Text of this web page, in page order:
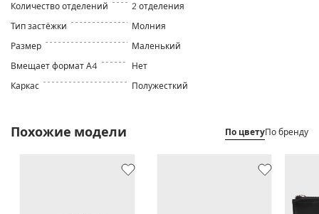
Количество отделений
2 отделения
Тип застёжки
Молния
Размер
Маленький
Вмещает формат А4
Нет
Каркас
Полужесткий
Похожие модели По цветуПо бренду